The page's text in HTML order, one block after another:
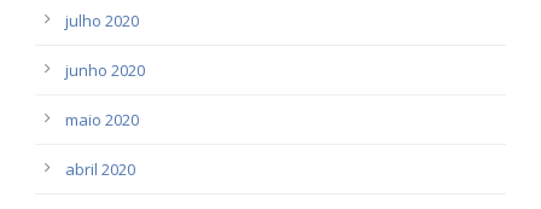
julho 2020
junho 2020
maio 2020
abril 2020